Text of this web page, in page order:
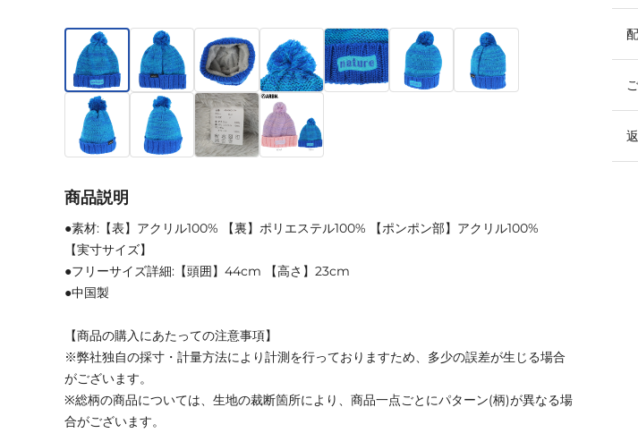
商品説明
●素材:【表】アクリル100% 【裏】ポリエステル100% 【ポンポン部】アクリル100%
【実寸サイズ】
●フリーサイズ詳細:【頭囲】44cm 【高さ】23cm
●中国製
【商品の購入にあたっての注意事項】
※弊社独自の採寸・計量方法により計測を行っておりますため、多少の誤差が生じる場合
がございます。
※総柄の商品については、生地の裁断箇所により、商品一点ごとにパターン(柄)が異なる場
合がございます。